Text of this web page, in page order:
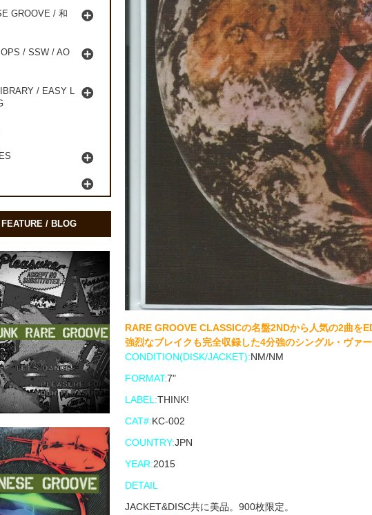
RARE GROOVE CLASSICの名盤2NDから人気の2曲を
強烈なブレイクも完全収録した4分強のシングル・ヴァ
CONDITION(DISK/JACKET):NM/NM
FORMAT:7"
LABEL:THINK!
CAT#:KC-002
COUNTRY:JPN
YEAR:2015
DETAIL
JACKET&DISC共に美品。900枚限定。
GROOVE / 和
/ SSW / AO
/ EASY L
/ BLOG